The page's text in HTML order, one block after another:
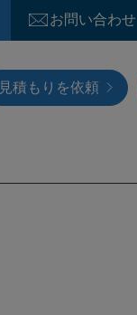
お問い合わせ
見積もりを依頼